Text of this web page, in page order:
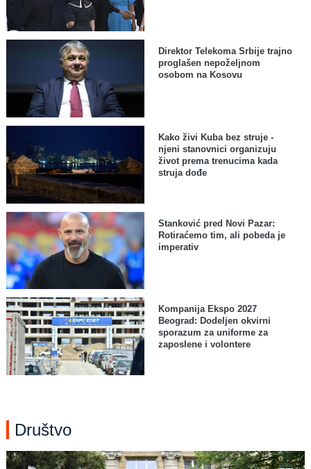
Direktor Telekoma Srbije trajno
proglašen nepoželjnom
osobom na Kosovu
Kako živi Kuba bez struje -
njeni stanovnici organizuju
život prema trenucima kada
struja dođe
Stanković pred Novi Pazar:
Rotiraćemo tim, ali pobeda je
imperativ
Kompanija Ekspo 2027
Beograd: Dodeljen okvirni
sporazum za uniforme za
zaposlene i volontere
Društvo